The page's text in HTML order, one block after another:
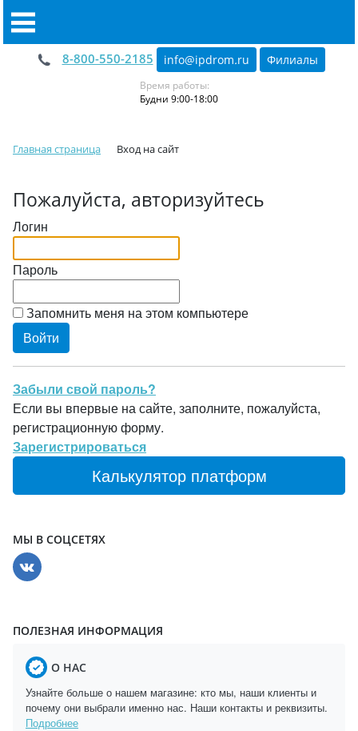
8-800-550-2185 info@ipdrom.ru Филиалы
Время работы:
Будни 9:00-18:00
Главная страница Вход на сайт
Пожалуйста, авторизуйтесь
Логин
Пароль
Запомнить меня на этом компьютере
Забыли свой пароль?
Если вы впервые на сайте, заполните, пожалуйста,
регистрационную форму.
Зарегистрироваться
Калькулятор платформ
МЫ В СОЦСЕТЯХ
ПОЛЕЗНАЯ ИНФОРМАЦИЯ
О НАС
Узнайте больше о нашем магазине: кто мы, наши клиенты и
почему они выбрали именно нас. Наши контакты и реквизиты.
Подробнее